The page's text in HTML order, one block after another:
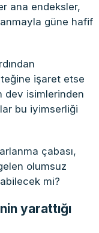
ana endeksler,
güne hafif
işaret etse
dev isimlerinden
bu iyimserliği
çabası,
olumsuz
mi?
yarattığı